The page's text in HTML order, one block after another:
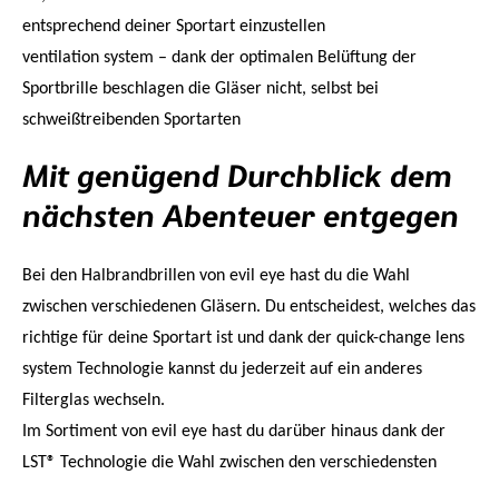
entsprechend deiner Sportart einzustellen
ventilation system – dank der optimalen Belüftung der
Sportbrille beschlagen die Gläser nicht, selbst bei
schweißtreibenden Sportarten
Mit genügend Durchblick dem
nächsten Abenteuer entgegen
Bei den Halbrandbrillen von evil eye hast du die Wahl
zwischen verschiedenen Gläsern. Du entscheidest, welches das
richtige für deine Sportart ist und dank der quick-change lens
system Technologie kannst du jederzeit auf ein anderes
Filterglas wechseln.
Im Sortiment von evil eye hast du darüber hinaus dank der
LST® Technologie die Wahl zwischen den verschiedensten